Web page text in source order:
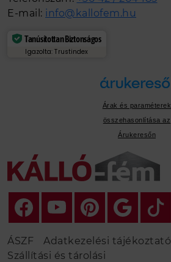
E-mail: info@kallofem.hu
Tanúsítottan Biztonságos
Igazolta: Trustindex
Árak és paraméterek
összehasonlítása az
Árukeresőn
ÁSZF
Adatkezelési tájékoztató
Szállítási és tárolási